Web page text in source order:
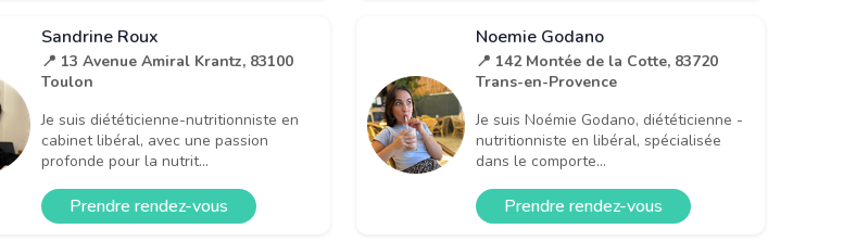
Sandrine Roux
📍 13 Avenue Amiral Krantz, 83100
Toulon
Je suis diététicienne-nutritionniste en
cabinet libéral, avec une passion
profonde pour la nutrit...
Prendre rendez-vous
Noemie Godano
📍 142 Montée de la Cotte, 83720
Trans-en-Provence
Je suis Noémie Godano, diététicienne -
nutritionniste en libéral, spécialisée
dans le comporte...
Prendre rendez-vous